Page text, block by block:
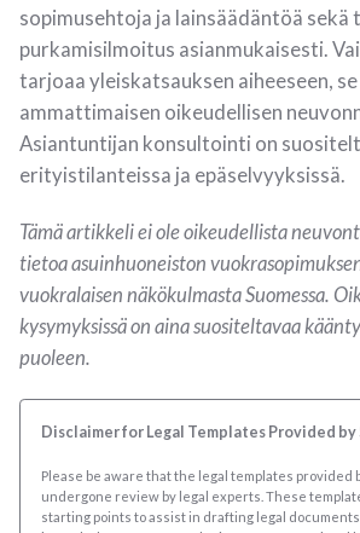
sopimusehtoja ja lainsäädäntöä
purkamisilmoitus asianmukaisesti.
tarjoaa yleiskatsauksen aiheeseen,
ammattimaisen oikeudellisen
Asiantuntijan konsultointi on
erityistilanteissa ja epäselvyyksissä.
Tämä artikkeli ei ole oikeudellista
tietoa asuinhuoneiston
vuokralaisen näkökulmasta Suomessa.
kysymyksissä on aina suositeltavaa
puoleen.
Disclaimer for Legal Templates Provided by
Please be aware that the legal templates provided
undergone review by legal experts. These
starting points to assist in drafting legal